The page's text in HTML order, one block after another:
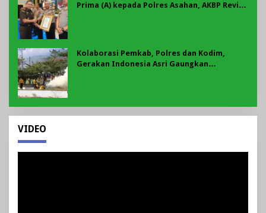
Prima (A) kepada Polres Asahan, AKBP Revi
Kolaborasi Pemkab, Polres dan Kodim,
Gerakan Indonesia Asri Gaungkan
VIDEO